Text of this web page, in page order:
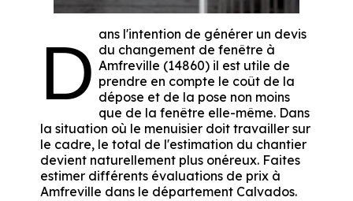
D ans l'intention de générer un devis
du changement de fenêtre à
Amfreville (14860) il est utile de
prendre en compte le coût de la
dépose et de la pose non moins
que de la fenêtre elle-même. Dans
la situation où le menuisier doit travailler sur
le cadre, le total de l'estimation du chantier
devient naturellement plus onéreux. Faites
estimer différents évaluations de prix à
Amfreville dans le département Calvados.